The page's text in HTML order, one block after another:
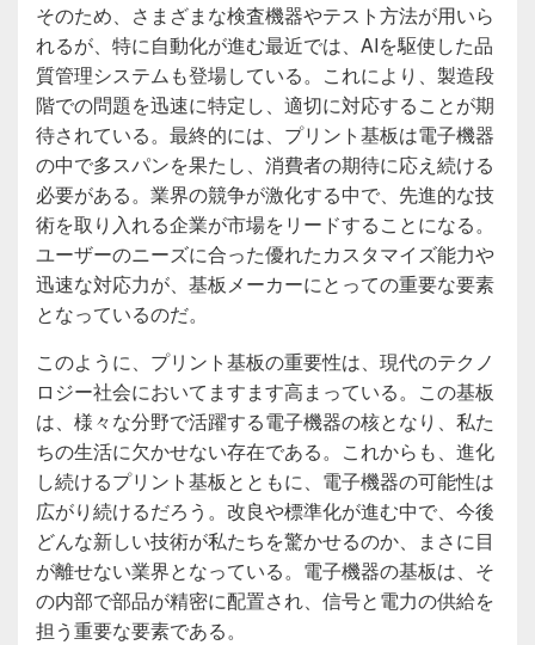
そのため、さまざまな検査機器やテスト方法が用いら
れるが、特に自動化が進む最近では、AIを駆使した品
質管理システムも登場している。これにより、製造段
階での問題を迅速に特定し、適切に対応することが期
待されている。最終的には、プリント基板は電子機器
の中で多スパンを果たし、消費者の期待に応え続ける
必要がある。業界の競争が激化する中で、先進的な技
術を取り入れる企業が市場をリードすることになる。
ユーザーのニーズに合った優れたカスタマイズ能力や
迅速な対応力が、基板メーカーにとっての重要な要素
となっているのだ。
このように、プリント基板の重要性は、現代のテクノ
ロジー社会においてますます高まっている。この基板
は、様々な分野で活躍する電子機器の核となり、私た
ちの生活に欠かせない存在である。これからも、進化
し続けるプリント基板とともに、電子機器の可能性は
広がり続けるだろう。改良や標準化が進む中で、今後
どんな新しい技術が私たちを驚かせるのか、まさに目
が離せない業界となっている。電子機器の基板は、そ
の内部で部品が精密に配置され、信号と電力の供給を
担う重要な要素である。